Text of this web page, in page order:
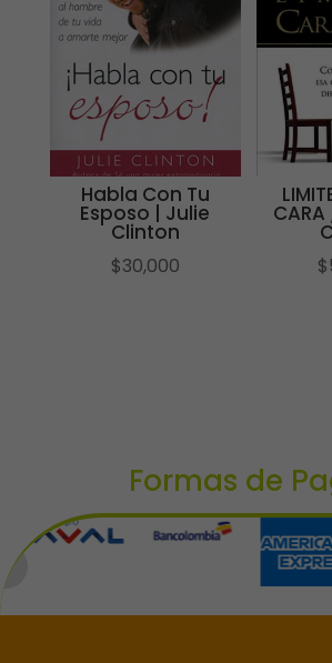
Habla Con Tu
Esposo | Julie
Clinton
$30,000
CARA
$
Formas de